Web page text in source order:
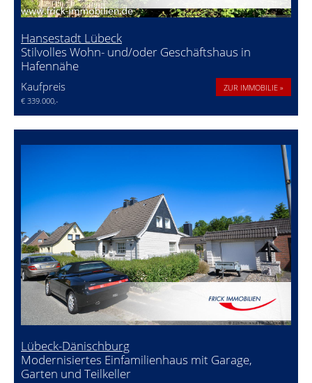
Hansestadt Lübeck
Stilvolles Wohn- und/oder Geschäftshaus in
Hafennähe
Kaufpreis
€ 339.000,-
ZUR IMMOBILIE »
Lübeck-Dänischburg
Modernisiertes Einfamilienhaus mit Garage,
Garten und Teilkeller